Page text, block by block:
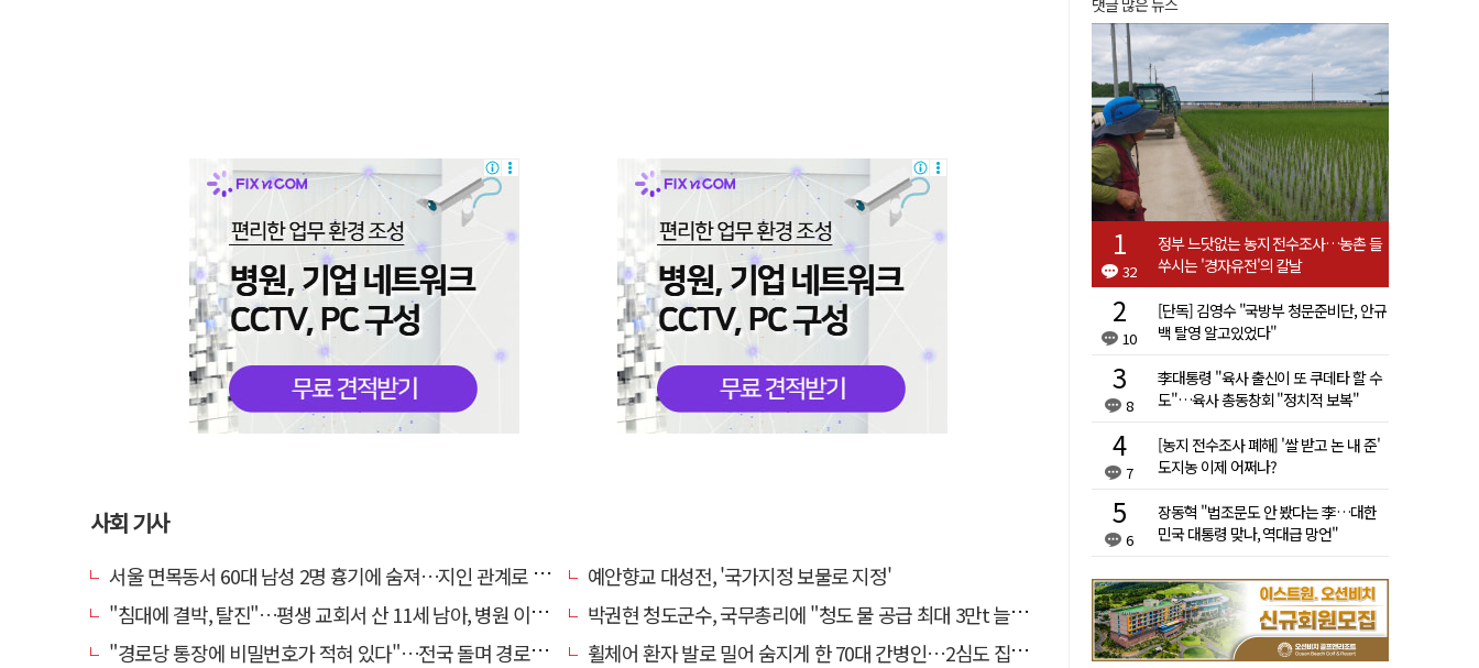
사회 기사
서울 면목동서 60대 남성 2명 흉기에 숨져…지인 관계로 추정
예안향교 대성전, '국가지정 보물로 지정'
"침대에 결박, 탈진"…평생 교회서 산 11세 남아, 병원 이송 끝 숨져
박권현 청도군수, 국무총리에 "청도 물 공급 최대 3만t 늘려달라"
"경로당 통장에 비밀번호가 적혀 있다"…전국 돌며 경로당 13곳 턴 30대 구속
휠체어 환자 발로 밀어 숨지게 한 70대 간병인…2심도 집행유예
댓글 많은 뉴스
32
정부 느닷없는 농지 전수조사…농촌 들
쑤시는 '경자유전'의 칼날
10
[단독] 김영수 "국방부 청문준비단, 안규
백 탈영 알고있었다"
8
李대통령 "육사 출신이 또 쿠데타 할 수
도"…육사 총동창회 "정치적 보복"
7
[농지 전수조사 폐해] '쌀 받고 논 내 준'
도지농 이제 어쩌나?
6
장동혁 "법조문도 안 봤다는 李…대한
민국 대통령 맞나, 역대급 망언"